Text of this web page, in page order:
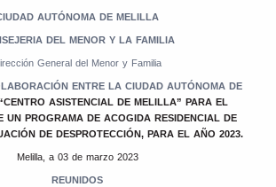
AUTÓNOMA DE MELILLA
DEL MENOR Y LA FAMILIA
General del Menor y Familia
ENTRE LA CIUDAD AUTÓNOMA DE
ASISTENCIAL DE MELILLA” PARA EL
UN PROGRAMA DE ACOGIDA RESIDENCIAL DE
DE DESPROTECCIÓN, PARA EL AÑO 2023.
Melilla, a 03 de marzo 2023
REUNIDOS